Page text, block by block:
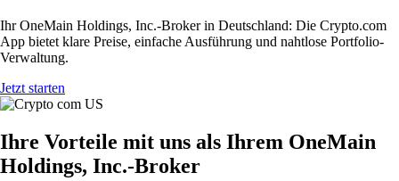
Ihr OneMain Holdings, Inc.-Broker in Deutschland: Die Crypto.com
App bietet klare Preise, einfache Ausführung und nahtlose Portfolio-
Verwaltung.
Jetzt starten
Ihre Vorteile mit uns als Ihrem OneMain
Holdings, Inc.-Broker